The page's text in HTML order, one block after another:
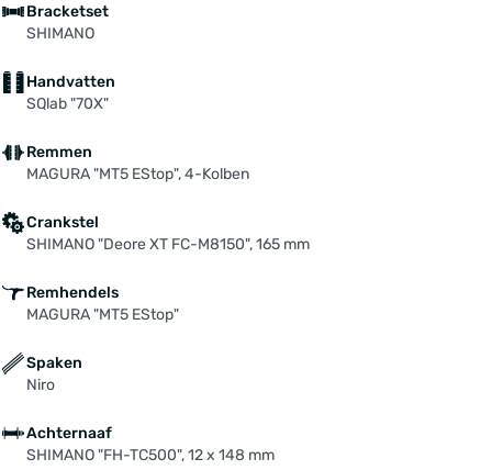
Bracketset
SHIMANO
Handvatten
SQlab "70X"
Remmen
MAGURA "MT5 EStop", 4-Kolben
Crankstel
SHIMANO "Deore XT FC-M8150", 165 mm
Remhendels
MAGURA "MT5 EStop"
Spaken
Niro
Achternaaf
SHIMANO "FH-TC500", 12 x 148 mm